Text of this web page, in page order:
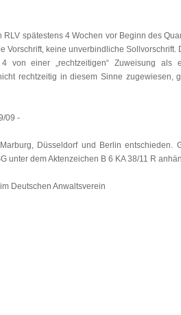
RLV spätestens 4 Wochen vor Beginn des
Vorschrift, keine unverbindliche Sollvorschrift.
von einer „rechtzeitigen“ Zuweisung als
rechtzeitig in diesem Sinne zugewiesen,
09 -
Düsseldorf und Berlin entschieden.
unter dem Aktenzeichen B 6 KA 38/11 R
Deutschen Anwaltsverein